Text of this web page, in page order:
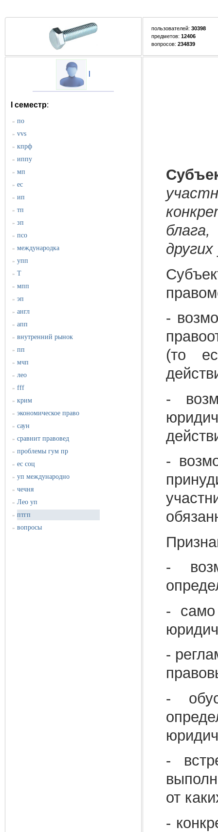
пользователей: 30398
предметов: 12406
вопросов: 234839
I семестр:
» по
» vvs
» кпрф
» иппу
» мп
» ес
» ип
» тп
» зп
» псо
» международка
» упп
» Т
» мпп
» эп
» англ
» апп
» внутренний рынок
» пп
» мчп
» лео
» fff
» крим
» экономическое право
» саун
» сравнит правовед
» проблемы гум пр
» ес соц
» уп международно
» чечня
» Лео уп
» птгп
» вопросы
-
(то
-
-
-
- само
-
-
-
от
-